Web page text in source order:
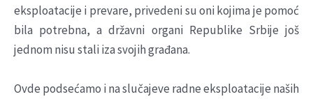
eksploatacije i prevare, privedeni su oni kojima je pomoć
bila potrebna, a državni organi Republike Srbije još
jednom nisu stali iza svojih građana.
Ovde podsećamo i na slučajeve radne eksploatacije naših